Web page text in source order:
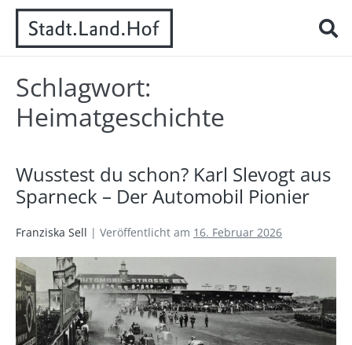
Schlagwort:
Heimatgeschichte
Wusstest du schon? Karl Slevogt aus
Sparneck – Der Automobil Pionier
Franziska Sell | Veröffentlicht am 16. Februar 2026